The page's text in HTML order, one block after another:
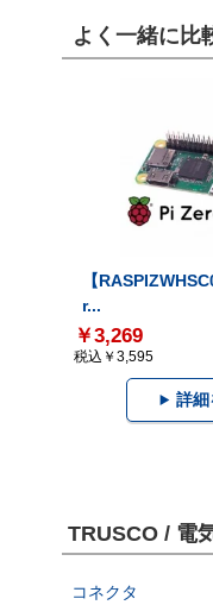
よく一緒に比
【
r...
￥3,269
税込￥3,595
詳細
TRUSCO / 電
コネクタ